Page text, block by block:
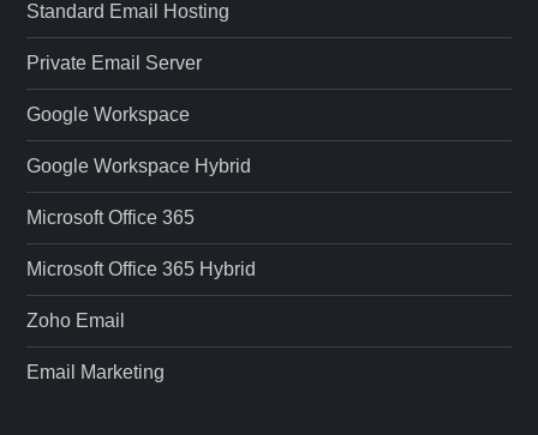
Standard Email Hosting
Private Email Server
Google Workspace
Google Workspace Hybrid
Microsoft Office 365
Microsoft Office 365 Hybrid
Zoho Email
Email Marketing